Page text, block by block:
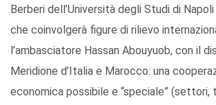
Berberi dell’Università degli Studi di Napoli
che coinvolgerà figure di rilievo
l’ambasciatore Hassan Abouyuob, con il
Meridione d’Italia e Marocco: una
economica possibile e “speciale” (settori,